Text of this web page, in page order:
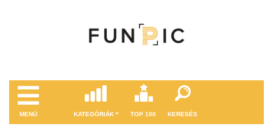
MENÜ KATEGÓRIÁK TOP 100 KERESÉS